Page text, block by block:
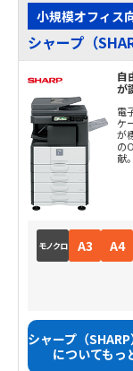
小規模オフィス
シャープ（
自
が
電
ケ
が
の
献。
モノクロ A3 A4
シャープ（
についてもっ